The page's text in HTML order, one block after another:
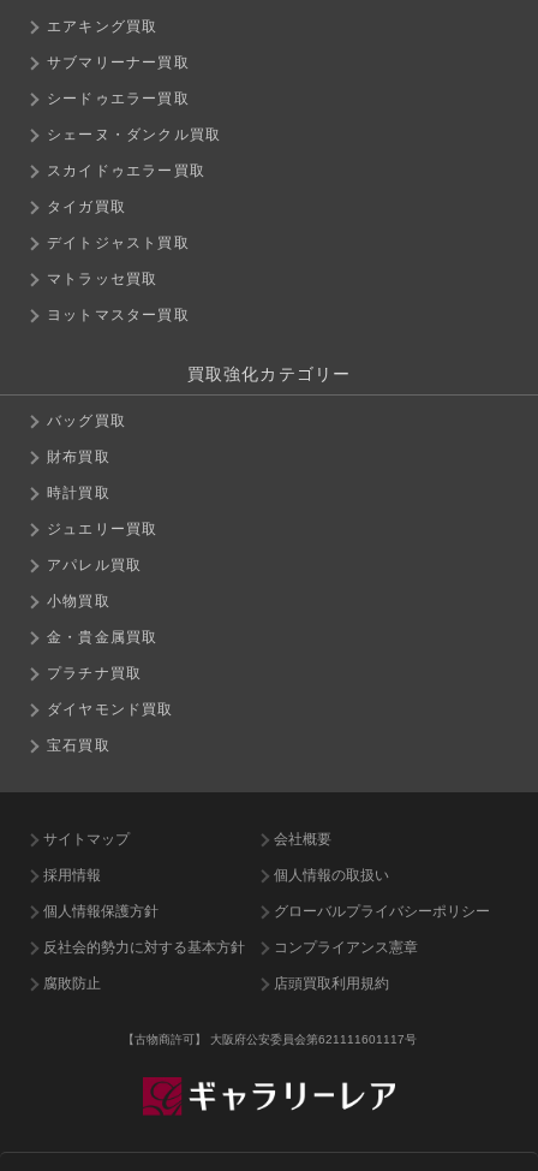
エアキング買取
サブマリーナー買取
シードゥエラー買取
シェーヌ・ダンクル買取
スカイドゥエラー買取
タイガ買取
デイトジャスト買取
マトラッセ買取
ヨットマスター買取
買取強化カテゴリー
バッグ買取
財布買取
時計買取
ジュエリー買取
アパレル買取
小物買取
金・貴金属買取
プラチナ買取
ダイヤモンド買取
宝石買取
サイトマップ 会社概要
採用情報 個人情報の取扱い
個人情報保護方針 グローバルプライバシーポリシー
反社会的勢力に対する基本方針 コンプライアンス憲章
腐敗防止 店頭買取利用規約
【古物商許可】 大阪府公安委員会第621111601117号